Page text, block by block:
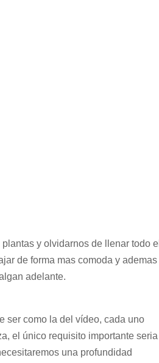
y olvidarnos de llenar todo el
de forma mas comoda y ademas
adelante.
ser como la del vídeo, cada uno
el único requisito importante seria
una profundidad